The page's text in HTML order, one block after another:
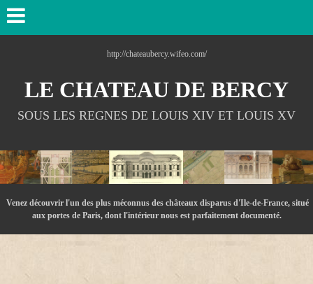
http://chateaubercy.wifeo.com/
LE CHATEAU DE BERCY
SOUS LES REGNES DE LOUIS XIV ET LOUIS XV
Venez découvrir l'un des plus méconnus des châteaux disparus d'Ile-de-France, situé
aux portes de Paris, dont l'intérieur nous est parfaitement documenté.